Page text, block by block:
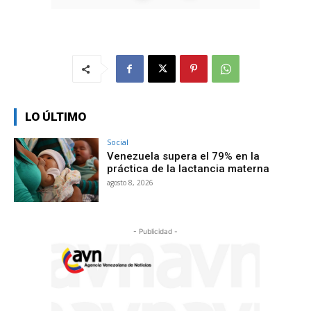
LO ÚLTIMO
Social
Venezuela supera el 79% en la
práctica de la lactancia materna
agosto 8, 2026
- Publicidad -